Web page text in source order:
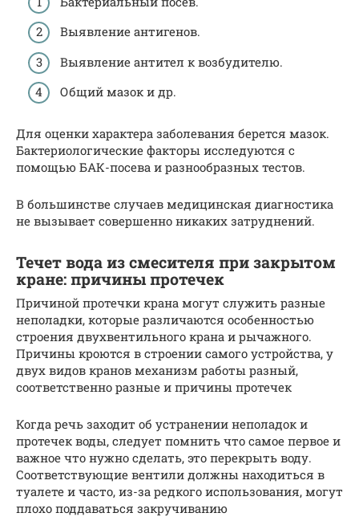
Выявление антигенов.
Выявление антител к возбудителю.
Общий мазок и др.
Для оценки характера заболевания берется мазок.
Бактериологические факторы исследуются с
помощью БАК-посева и разнообразных тестов.
В большинстве случаев медицинская диагностика
не вызывает совершенно никаких затруднений.
Течет вода из смесителя при закрытом
кране: причины протечек
Причиной протечки крана могут служить разные
неполадки, которые различаются особенностью
строения двухвентильного крана и рычажного.
Причины кроются в строении самого устройства, у
двух видов кранов механизм работы разный,
соответственно разные и причины протечек
Когда речь заходит об устранении неполадок и
протечек воды, следует помнить что самое первое и
важное что нужно сделать, это перекрыть воду.
Соответствующие вентили должны находиться в
туалете и часто, из-за редкого использования, могут
плохо поддаваться закручиванию